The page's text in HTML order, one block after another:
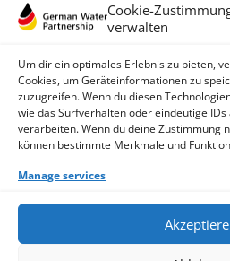
Cookie-
verwalten
Um dir ein optimales Erlebnis zu bieten,
Cookies, um Geräteinformationen zu
zuzugreifen. Wenn du diesen
wie das Surfverhalten oder eindeutige
verarbeiten. Wenn du deine Zustimmung
können bestimmte Merkmale und
Manage services
German Water Partnership e.V.
Invalidenstraße 91
10115 Berlin, Germany
+49 30 3988722 0
Contact
Data Protection